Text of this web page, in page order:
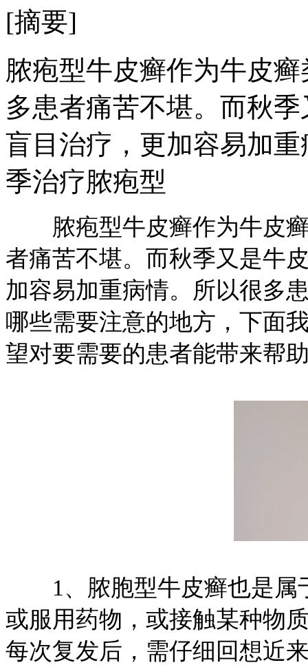
[摘要]
脓疱型牛皮癣作为牛皮
多患者痛苦不堪。而秋
盲目治疗，更加容易加
季治疗脓疱型
脓疱型牛皮癣作为牛皮癣
者痛苦不堪。而秋季又是牛
加容易加重病情。所以很多
哪些需要注意的地方，下面
望对要需要的患者能带来帮
1、脓胞型牛皮癣也是属
或服用药物，或接触某种物
每次复发后，需仔细回想近